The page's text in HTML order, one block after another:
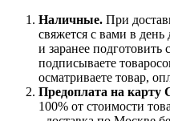
Наличные. При
свяжется с вами в
и заранее
подписываете
осматриваете товар,
Предоплата на карту
100% от стоимости